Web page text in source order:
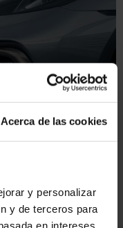
Acerca de las cookies
y personalizar
y de terceros para
en intereses.
Siguiente